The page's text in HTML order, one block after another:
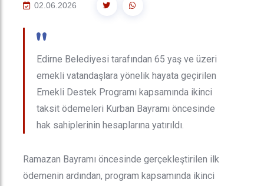
02.06.2026
"
Edirne Belediyesi tarafından 65 yaş ve üzeri
emekli vatandaşlara yönelik hayata geçirilen
Emekli Destek Programı kapsamında ikinci
taksit ödemeleri Kurban Bayramı öncesinde
hak sahiplerinin hesaplarına yatırıldı.
Ramazan Bayramı öncesinde gerçekleştirilen ilk
ödemenin ardından, program kapsamında ikinci